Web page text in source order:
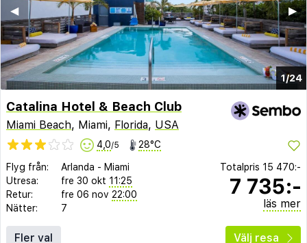
1/24
▶︎
◀︎
Catalina Hotel & Beach Club
Miami Beach, Miami, Florida, USA
4,0/5 28°C
Flyg från: Arlanda - Miami
Utresa:
fre 30 okt 11:25
Retur:
fre 06 nov 22:00
Nätter:
7
Totalpris 15 470:-
7 735:-
läs mer
Fler val Välj resa